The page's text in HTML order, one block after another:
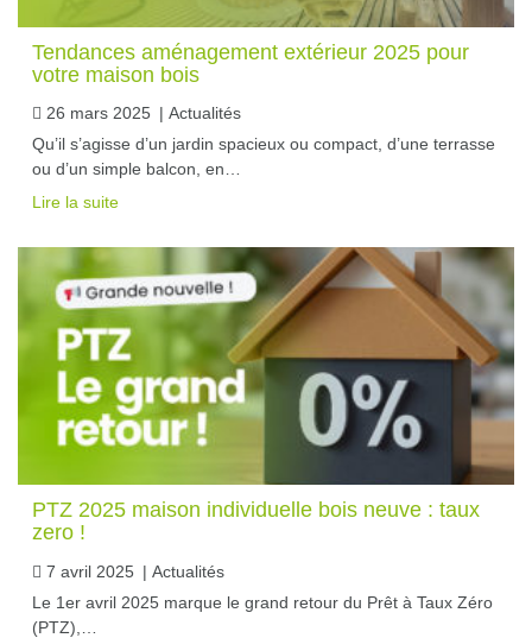
Tendances aménagement extérieur 2025 pour
votre maison bois
26 mars 2025 | Actualités
Qu’il s’agisse d’un jardin spacieux ou compact, d’une terrasse
ou d’un simple balcon, en…
Lire la suite
PTZ 2025 maison individuelle bois neuve : taux
zero !
7 avril 2025 | Actualités
Le 1er avril 2025 marque le grand retour du Prêt à Taux Zéro
(PTZ),…